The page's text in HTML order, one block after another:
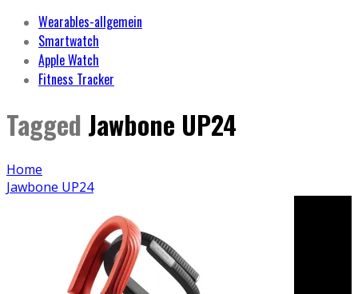
Wearables-allgemein
Smartwatch
Apple Watch
Fitness Tracker
Tagged Jawbone UP24
Home
Jawbone UP24